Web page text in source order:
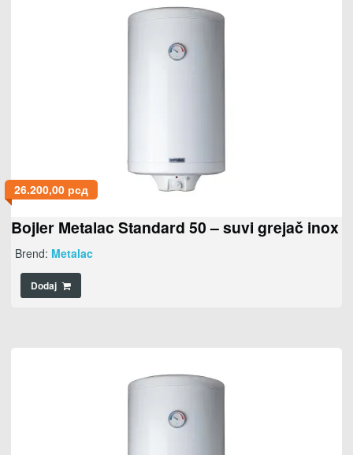
26.200,00 рсд
Bojler Metalac Standard 50 – suvi grejač inox
Brend: Metalac
Dodaj